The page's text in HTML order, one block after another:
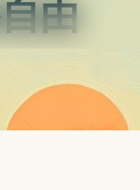
下载 电脑版